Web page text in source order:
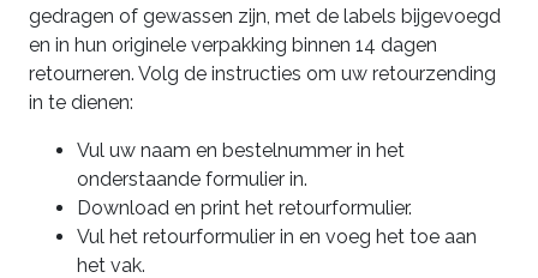
gedragen of gewassen zijn, met de labels bijgevoegd
en in hun originele verpakking binnen 14 dagen
retourneren. Volg de instructies om uw retourzending
in te dienen:
Vul uw naam en bestelnummer in het
onderstaande formulier in.
Download en print het retourformulier.
Vul het retourformulier in en voeg het toe aan
het vak.